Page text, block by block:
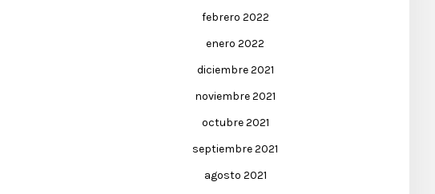
febrero 2022
enero 2022
diciembre 2021
noviembre 2021
octubre 2021
septiembre 2021
agosto 2021